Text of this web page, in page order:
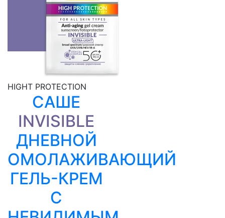
Скопировать ссылку
HIGHT PROTECTION
CАШЕ
INVISIBLE
ДНЕВНОЙ
ОМОЛАЖИВАЮЩИЙ
ГЕЛЬ-КРЕМ
С